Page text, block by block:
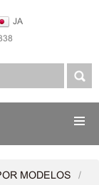
JA
MODELOS